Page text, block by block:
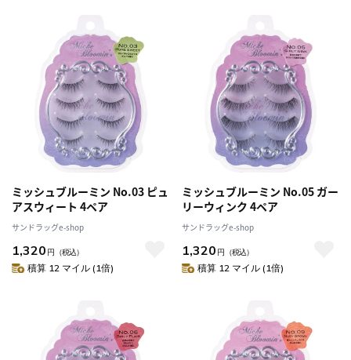
ミッシュブルーミン No.03 ピュ
アスウィート 4ペア
サンドラッグe-shop
1,320 円 （税込）
積算 12 マイル (1倍)
ミッシュブルーミン No.05 ガー
リーウィンク 4ペア
サンドラッグe-shop
1,320 円 （税込）
積算 12 マイル (1倍)